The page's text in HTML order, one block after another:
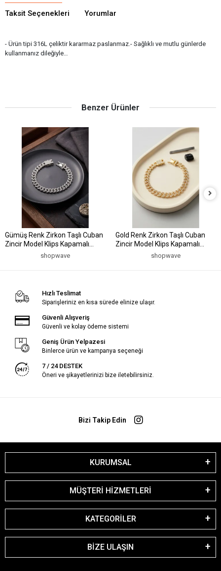
Taksit Seçenekleri Yorumlar
- Ürün tipi 316L çeliktir kararmaz paslanmaz.- Sağlıklı ve mutlu günlerde
kullanmanız dileğiyle…
Benzer Ürünler
Gümüş Renk Zirkon Taşlı Cuban
Zincir Model Klips Kapamalı
Erkek Bileklikshopwave
Gold Renk Zirkon Taşlı Cuban
Zincir Model Klips Kapamalı
Erkek Bileklikshopwave
Hızlı Teslimat
Siparişleriniz en kısa sürede elinize ulaşır.
Güvenli Alışveriş
Güvenli ve kolay ödeme sistemi
Geniş Ürün Yelpazesi
Binlerce ürün ve kampanya seçeneği
7 / 24 DESTEK
Öneri ve şikayetlerinizi bize iletebilirsiniz.
Bizi Takip Edin
KURUMSAL
MÜŞTERİ HİZMETLERİ
KATEGORİLER
BİZE ULAŞIN